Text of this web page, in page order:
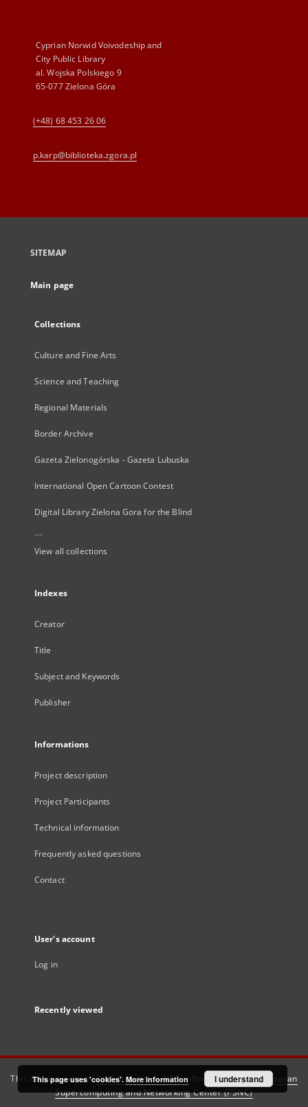
Cyprian Norwid Voivodeship and
City Public Library
al. Wojska Polskiego 9
65-077 Zielona Góra
(+48) 68 453 26 06
p.karp@biblioteka.zgora.pl
SITEMAP
Main page
Collections
Culture and Fine Arts
Science and Teaching
Regional Materials
Border Archive
Gazeta Zielonogórska - Gazeta Lubuska
International Open Cartoon Contest
Digital Library Zielona Gora for the Blind
...
View all collections
Indexes
Creator
Title
Subject and Keywords
Publisher
Informations
Project description
Project Participants
Technical information
Frequently asked questions
Contact
User's account
Log in
Recently viewed
This service runs onDInGO dLibra 6.3.21software created by
Poznan
Supercomputing and Networking Center (PSNC)
This page uses 'cookies'. More information I understand